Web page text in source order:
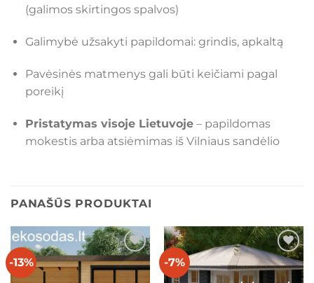
(galimos skirtingos spalvos)
Galimybė užsakyti papildomai: grindis, apkaltą
Pavėsinės matmenys gali būti keičiami pagal
poreikį
Pristatymas visoje Lietuvoje– papildomas
mokestis arba atsiėmimas iš Vilniaus sandėlio
PANAŠŪS PRODUKTAI
-13% Mėgstamiausias -7% Mėgstamiausias